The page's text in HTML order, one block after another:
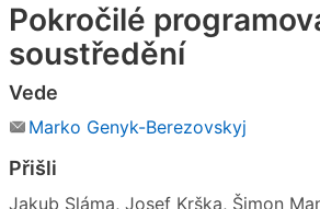
Pokročilé
soustředění
Vede
Marko Genyk-Berezovskyj
Přišli
Jakub Sláma, Josef Krška, Šimon